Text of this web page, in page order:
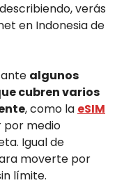
verás
en Indonesia de
algunos
cubren varios
, como la eSIM
por medio
Igual de
moverte por
límite.